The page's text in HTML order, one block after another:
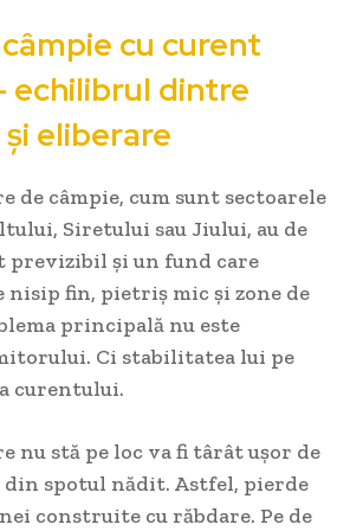
cu curent
echilibrul dintre
eliberare
de câmpie, cum sunt sectoarele
Siretului sau Jiului, au de
previzibil și un fund care
fin, pietriș mic și zone de
principală nu este
Ci stabilitatea lui pe
curentului.
nu stă pe loc va fi târât ușor de
din spotul nădit. Astfel, pierde
construite cu răbdare. Pe de